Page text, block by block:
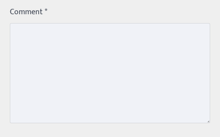
Comment*
బోమ్మ అని పిలుస్తాం. స్పెయిన్‌ అమ్మాయిలు చాలా